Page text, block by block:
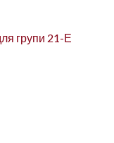
групи 21-Е